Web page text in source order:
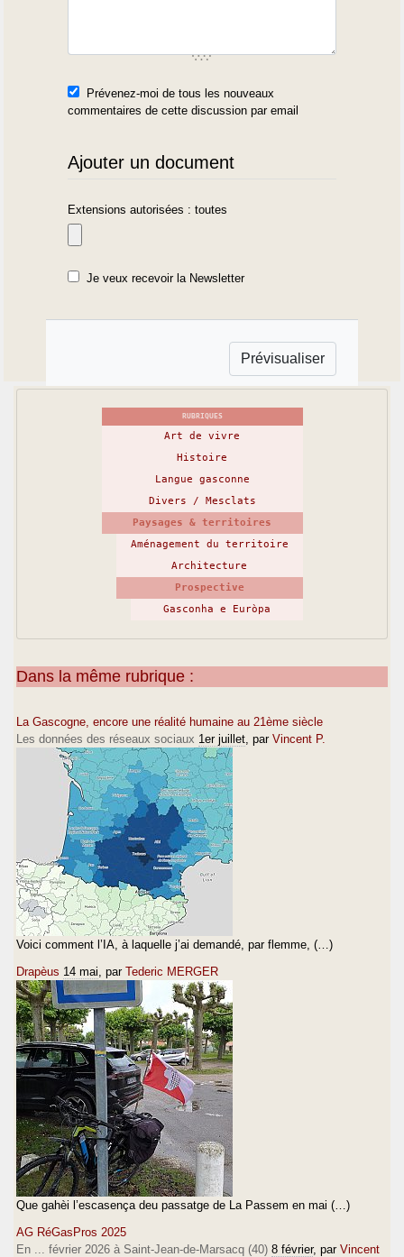
Prévenez-moi de tous les nouveaux
commentaires de cette discussion par email
Ajouter un document
Extensions autorisées : toutes
Je veux recevoir la Newsletter
RUBRIQUES
Art de vivre
Histoire
Langue gasconne
Divers / Mesclats
Paysages & territoires
Aménagement du territoire
Architecture
Prospective
Gasconha e Euròpa
Dans la même rubrique :
La Gascogne, encore une réalité humaine au 21ème siècle
Les données des réseaux sociaux 1er juillet , par Vincent P.
Voici comment l’IA, à laquelle j’ai demandé, par flemme, (…)
Drapèus 14 mai , par Tederic MERGER
Que gahèi l’escasença deu passatge de La Passem en mai (…)
AG RéGasPros 2025
En ... février 2026 à Saint-Jean-de-Marsacq (40) 8 février, par Vincent